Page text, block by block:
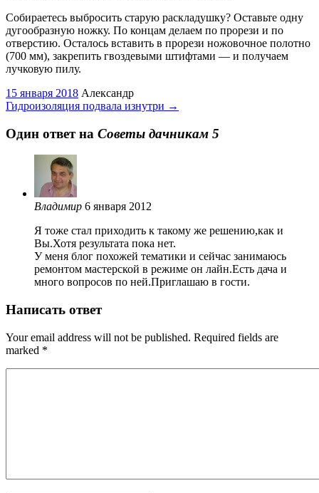
Собираетесь выбросить старую раскладушку? Оставьте одну
дугообразную ножку. По концам делаем по прорези и по
отверстию. Осталось вставить в прорези ножовочное полотно
(700 мм), закрепить гвоздевыми штифтами — и получаем
лучковую пилу.
15 января 2018 Александр
Гидроизоляция подвала изнутри →
Один ответ на Советы дачникам 5
Владимир 6 января 2012
Я тоже стал приходить к такому же решению,как и
Вы.Хотя результата пока нет.
У меня блог похожей тематики и сейчас занимаюсь
ремонтом мастерской в режиме он лайн.Есть дача и
много вопросов по ней.Приглашаю в гости.
Написать ответ
Your email address will not be published. Required fields are
marked *